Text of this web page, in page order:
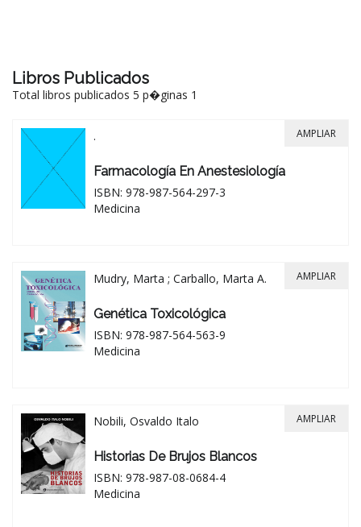
Libros Publicados
Total libros publicados 5 p�ginas 1
.
Farmacología En Anestesiología
ISBN: 978-987-564-297-3
Medicina
AMPLIAR
Mudry, Marta ; Carballo, Marta A.
Genética Toxicológica
ISBN: 978-987-564-563-9
Medicina
AMPLIAR
Nobili, Osvaldo Italo
Historias De Brujos Blancos
ISBN: 978-987-08-0684-4
Medicina
AMPLIAR